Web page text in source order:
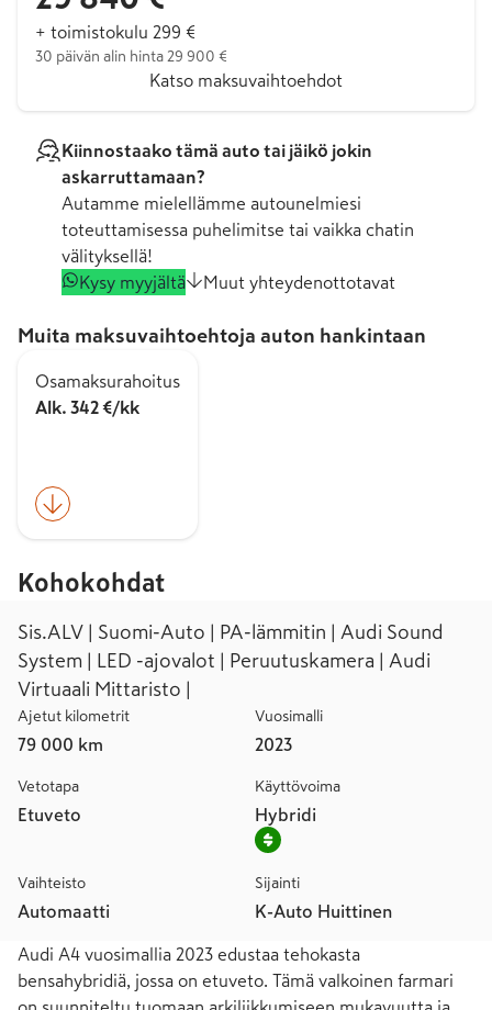
+ toimistokulu 299 €
30 päivän alin hinta 29 900 €
Katso maksuvaihtoehdot
Kiinnostaako tämä auto tai jäikö jokin
askarruttamaan?
Autamme mielellämme autounelmiesi
toteuttamisessa puhelimitse tai vaikka chatin
välityksellä!
Kysy myyjältä
Muut yhteydenottotavat
Muita maksuvaihtoehtoja auton hankintaan
Osamaksurahoitus
Alk. 342 €/kk
Kohokohdat
Sis.ALV | Suomi-Auto | PA-lämmitin | Audi Sound
System | LED -ajovalot | Peruutuskamera | Audi
Virtuaali Mittaristo |
Ajetut kilometrit
79 000 km
Vuosimalli
2023
Vetotapa
Etuveto
Käyttövoima
Hybridi
Vaihteisto
Automaatti
Sijainti
K-Auto Huittinen
Audi A4 vuosimallia 2023 edustaa tehokasta
bensahybridiä, jossa on etuveto. Tämä valkoinen farmari